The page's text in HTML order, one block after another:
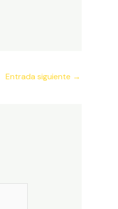
Entrada siguiente →